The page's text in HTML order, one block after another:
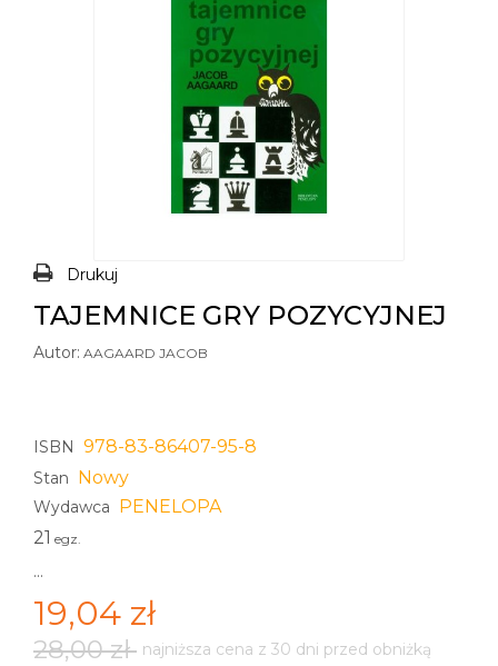
Drukuj
TAJEMNICE GRY POZYCYJNEJ
Autor: AAGAARD JACOB
ISBN 978-83-86407-95-8
Stan Nowy
Wydawca PENELOPA
21 egz.
...
19,04 zł
28,00 zł najniższa cena z 30 dni przed obniżką